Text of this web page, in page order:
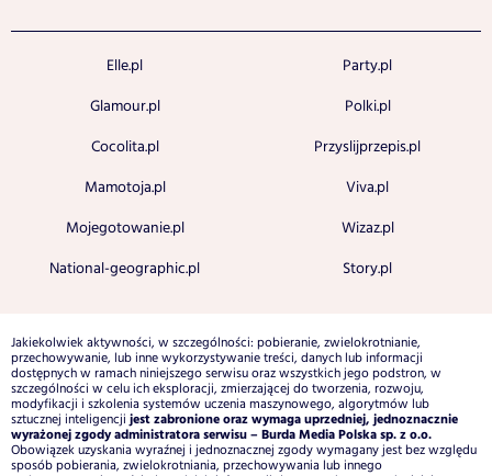
Elle.pl
Glamour.pl
Cocolita.pl
Mamotoja.pl
Mojegotowanie.pl
National-geographic.pl
Party.pl
Polki.pl
Przyslijprzepis.pl
Viva.pl
Wizaz.pl
Story.pl
Jakiekolwiek aktywności, w szczególności: pobieranie, zwielokrotnianie,
przechowywanie, lub inne wykorzystywanie treści, danych lub informacji
dostępnych w ramach niniejszego serwisu oraz wszystkich jego podstron, w
szczególności w celu ich eksploracji, zmierzającej do tworzenia, rozwoju,
modyfikacji i szkolenia systemów uczenia maszynowego, algorytmów lub
sztucznej inteligencji jest zabronione oraz wymaga uprzedniej, jednoznacznie
wyrażonej zgody administratora serwisu – Burda Media Polska sp. z o.o.
Obowiązek uzyskania wyraźnej i jednoznacznej zgody wymagany jest bez względu
sposób pobierania, zwielokrotniania, przechowywania lub innego